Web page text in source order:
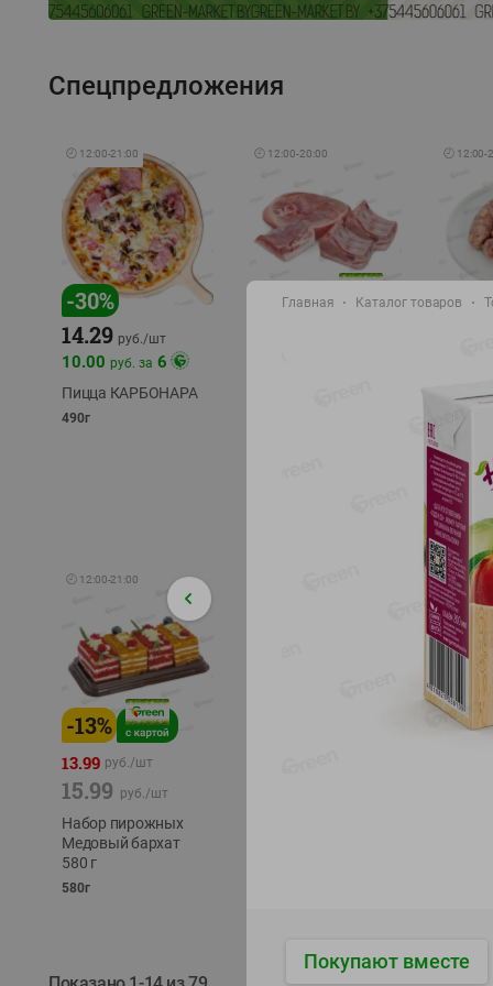
Спецпредложения
🕘 12:00-21:00
-30%
14.29 руб./шт
10.00 руб. за 6
Пицца КАРБОНАРА
490г
🕘 12:00-20:00 🕘 12:00-
-17%
охлажд
🕘 12:00-21:00
-13%
13.99 руб./шт
15.99 руб./шт
Набор пирожных
Медовый бархат
580 г
580г
-24%
Главная Каталог товаров
Покупают вместе